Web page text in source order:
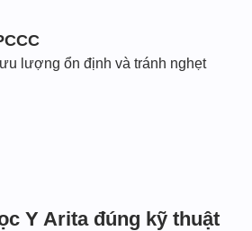
lượng ổn định và tránh nghẹt
Y Arita đúng kỹ thuật